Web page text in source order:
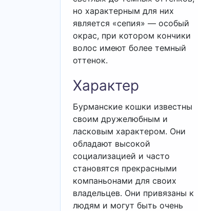
но характерным для них
является «сепия» — особый
окрас, при котором кончики
волос имеют более темный
оттенок.
Характер
Бурманские кошки известны
своим дружелюбным и
ласковым характером. Они
обладают высокой
социализацией и часто
становятся прекрасными
компаньонами для своих
владельцев. Они привязаны к
людям и могут быть очень